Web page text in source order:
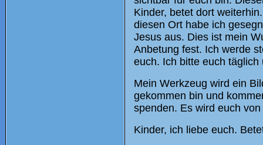
Kinder, betet dort
diesen Ort habe ich
Jesus aus. Dies ist mein
Anbetung fest. Ich werde
euch. Ich bitte euch
Mein Werkzeug wird ein
gekommen bin und
spenden. Es wird euch
Kinder, ich liebe euch.